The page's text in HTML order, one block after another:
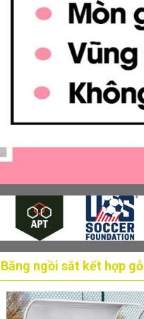
Băng ngồi sắt kết hợp gỗ